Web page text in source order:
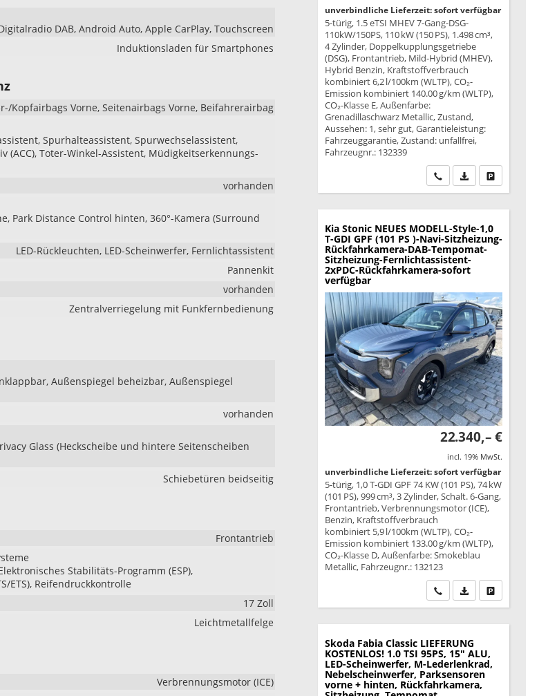
DAB, Android Auto, Apple CarPlay, Touchscreen
Induktionsladen für Smartphones
Kopfairbags Vorne, Seitenairbags Vorne, Beifahrerairbag
Spurhalteassistent, Spurwechselassistent,
(ACC), Toter-Winkel-Assistent, Müdigkeitserkennungs-
vorhanden
Park Distance Control hinten, 360°-Kamera (Surround
LED-Rückleuchten, LED-Scheinwerfer, Fernlichtassistent
Pannenkit
vorhanden
Zentralverriegelung mit Funkfernbedienung
Außenspiegel beheizbar, Außenspiegel
vorhanden
Glass (Heckscheibe und hintere Seitenscheiben
Schiebetüren beidseitig
Frontantrieb
Stabilitäts-Programm (ESP),
ETS), Reifendruckkontrolle
17 Zoll
Leichtmetallfelge
Verbrennungsmotor (ICE)
unverbindliche Lieferzeit: sofort verfügbar
5-türig, 1.5 eTSI MHEV 7-Gang-DSG-
110kW/150PS, 110 kW (150 PS), 1.498 cm³,
4 Zylinder, Doppelkupplungsgetriebe
(DSG), Frontantrieb, Mild-Hybrid (MHEV),
Hybrid Benzin, Kraftstoffverbrauch
kombiniert 6,2 l/100km (WLTP), CO₂-
Emission kombiniert 140.00 g/km (WLTP),
CO₂-Klasse E, Außenfarbe:
Grenadillaschwarz Metallic, Zustand,
Aussehen: 1, sehr gut, Garantieleistung:
Fahrzeuggarantie, Zustand: unfallfrei,
Fahrzeugnr.: 132339
Wir rufen Sie an
PDF-Datei,Drucken,
Kia Stonic NEUES MODELL-Style-1,0
T-GDI GPF (101 PS )-Navi-Sitzheizung-
Rückfahrkamera-DAB-Tempomat-
Sitzheizung-Fernlichtassistent-
2xPDC-Rückfahrkamera-sofort
verfügbar
22.340,– €
incl. 19% MwSt.
unverbindliche Lieferzeit: sofort verfügbar
5-türig, 1,0 T-GDI GPF 74 KW (101 PS), 74 kW
(101 PS), 999 cm³, 3 Zylinder, Schalt. 6-Gang,
Frontantrieb, Verbrennungsmotor (ICE),
Benzin, Kraftstoffverbrauch
kombiniert 5,9 l/100km (WLTP), CO₂-
Emission kombiniert 133.00 g/km (WLTP),
CO₂-Klasse D, Außenfarbe: Smokeblau
Metallic, Fahrzeugnr.: 132123
Wir rufen Sie an
PDF-Datei,Drucken,
Skoda Fabia Classic LIEFERUNG
KOSTENLOS! 1.0 TSI 95PS, 15" ALU,
LED-Scheinwerfer, M-Lederlenkrad,
Nebelscheinwerfer, Parksensoren
vorne + hinten, Rückfahrkamera,